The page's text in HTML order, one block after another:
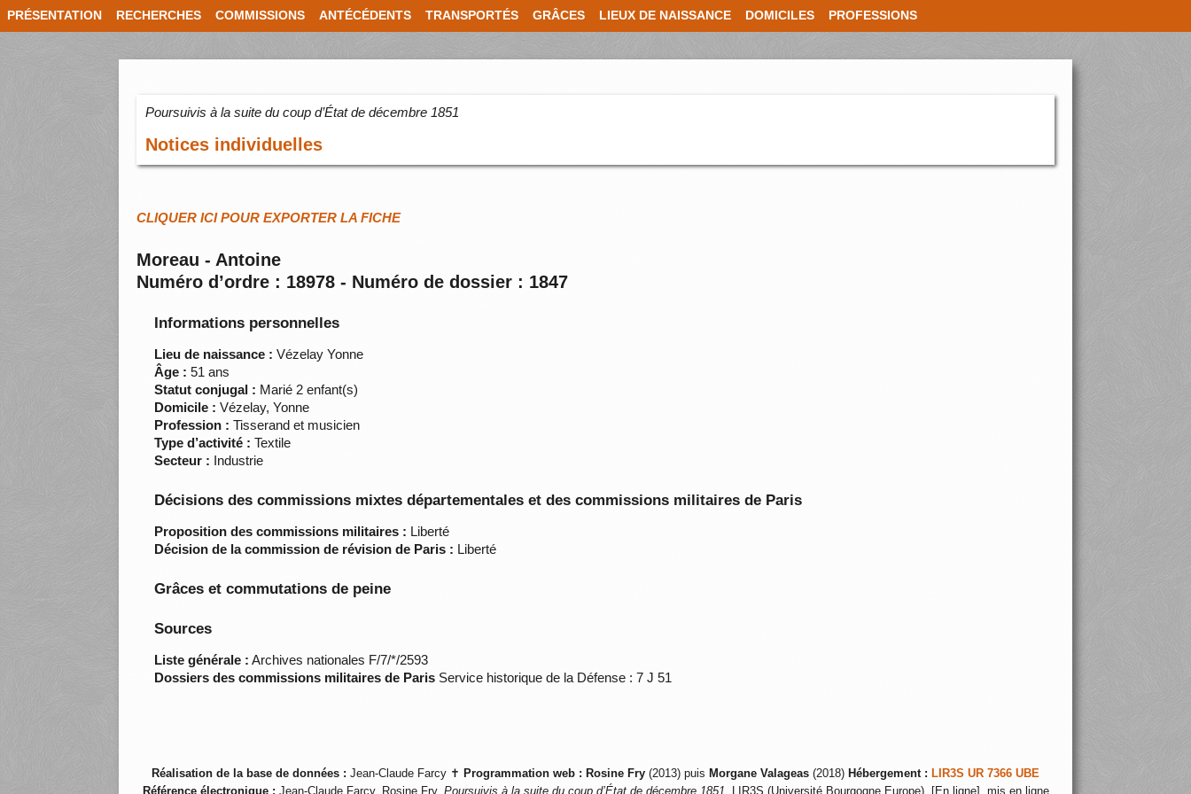
PRÉSENTATION RECHERCHES COMMISSIONS ANTÉCÉDENTS TRANSPORTÉS GRÂCES LIEUX DE NAISSANCE DOMICILES PROFESSIONS
Poursuivis à la suite du coup d’État de décembre 1851
Notices individuelles
CLIQUER ICI POUR EXPORTER LA FICHE
Moreau - Antoine
Numéro d’ordre : 18978 - Numéro de dossier : 1847
Informations personnelles
Lieu de naissance : Vézelay Yonne
Âge : 51 ans
Statut conjugal : Marié 2 enfant(s)
Domicile : Vézelay, Yonne
Profession : Tisserand et musicien
Type d’activité : Textile
Secteur : Industrie
Décisions des commissions mixtes départementales et des commissions militaires de Paris
Proposition des commissions militaires : Liberté
Décision de la commission de révision de Paris : Liberté
Grâces et commutations de peine
Sources
Liste générale : Archives nationales F/7/*/2593
Dossiers des commissions militaires de Paris Service historique de la Défense : 7 J 51
Réalisation de la base de données : Jean-Claude Farcy ✝ Programmation web : Rosine Fry (2013) puis Morgane Valageas (2018) Hébergement : LIR3S UR 7366 UBE
Référence électronique : Jean-Claude Farcy, Rosine Fry, Poursuivis à la suite du coup d’État de décembre 1851 , LIR3S (Université Bourgogne Europe), [En ligne], mis en ligne